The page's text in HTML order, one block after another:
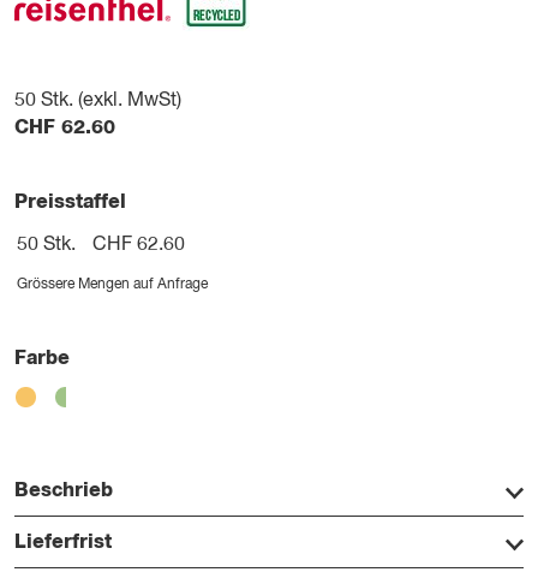
50 Stk. (exkl. MwSt)
CHF 62.60
Preisstaffel
50 Stk. CHF 62.60
Grössere Mengen auf Anfrage
Farbe
Beschrieb
Lieferfrist